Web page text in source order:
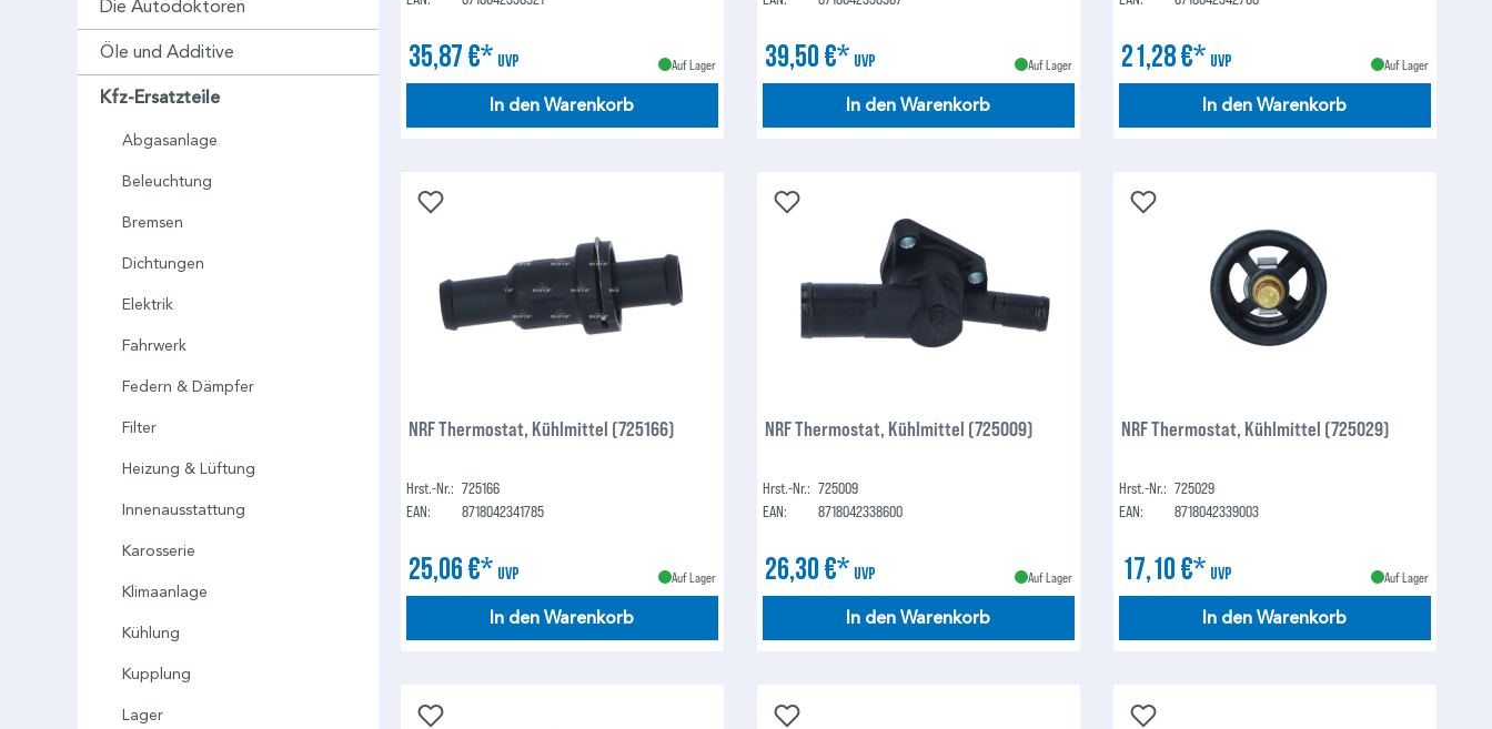
Die Autodoktoren
Öle und Additive
Kfz-Ersatzteile
Abgasanlage
Beleuchtung
Bremsen
Dichtungen
Elektrik
Fahrwerk
Federn & Dämpfer
Filter
Heizung & Lüftung
Innenausstattung
Karosserie
Klimaanlage
Kühlung
Kupplung
Lager
35,87 €* UVP Auf Lager
In den Warenkorb
39,50 €* UVP Auf Lager
In den Warenkorb
21,28 €* UVP Auf Lager
In den Warenkorb
NRF Thermostat, Kühlmittel (725166)
Hrst.-Nr.: 725166
EAN:
8718042341785
25,06 €* UVP Auf Lager
In den Warenkorb
NRF Thermostat, Kühlmittel (725009)
Hrst.-Nr.: 725009
EAN:
8718042338600
26,30 €* UVP Auf Lager
In den Warenkorb
NRF Thermostat, Kühlmittel (725029)
Hrst.-Nr.: 725029
EAN:
8718042339003
17,10 €* UVP Auf Lager
In den Warenkorb